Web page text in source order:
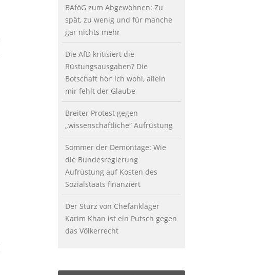
BAföG zum Abgewöhnen: Zu
spät, zu wenig und für manche
gar nichts mehr
Die AfD kritisiert die
Rüstungsausgaben? Die
Botschaft hör’ ich wohl, allein
mir fehlt der Glaube
Breiter Protest gegen
„wissenschaftliche“ Aufrüstung
Sommer der Demontage: Wie
die Bundesregierung
Aufrüstung auf Kosten des
Sozialstaats finanziert
Der Sturz von Chefankläger
Karim Khan ist ein Putsch gegen
das Völkerrecht